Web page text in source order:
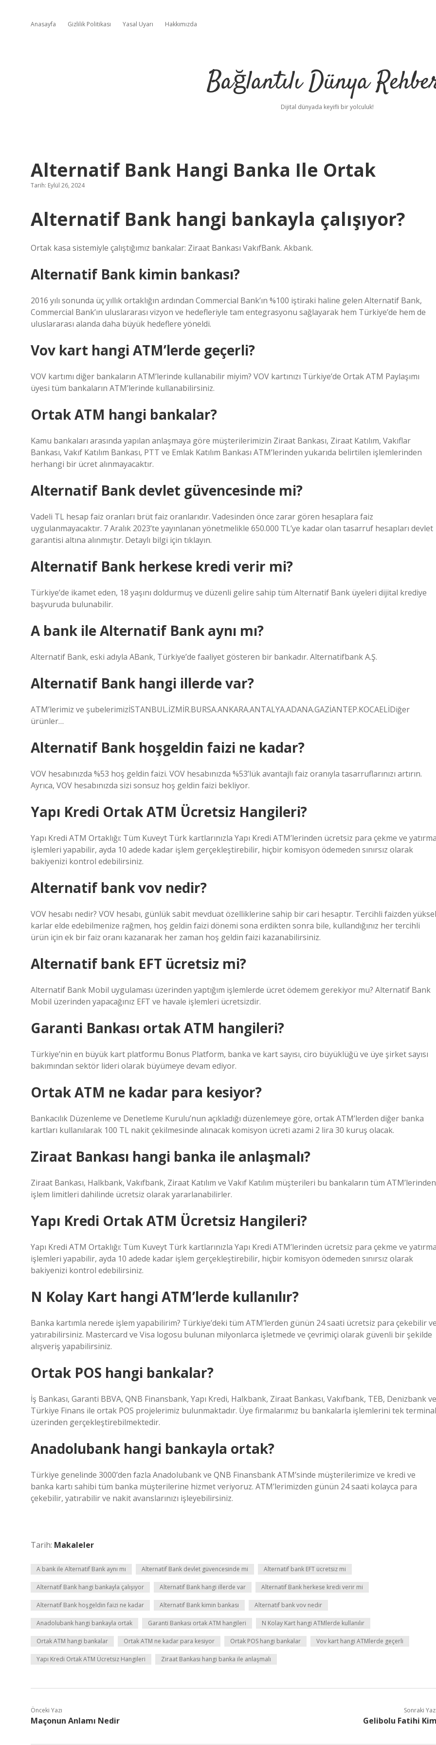
Anasayfa Gizlilik Politikası Yasal Uyarı Hakkımızda
Bağlantılı Dünya
Dijital dünyada keyifli bir yolculuk!
Alternatif Bank Hangi Banka Ile Ortak
Tarih: Eylül 26, 2024
Alternatif Bank hangi bankayla çalışıyor?
Ortak kasa sistemiyle çalıştığımız bankalar: Ziraat Bankası VakıfBank. Akbank.
Alternatif Bank kimin bankası?
2016 yılı sonunda üç yıllık ortaklığın ardından Commercial Bank’ın %100 iştiraki haline gelen Alternatif Bank,
Commercial Bank’ın uluslararası vizyon ve hedefleriyle tam entegrasyonu sağlayarak hem Türkiye’de hem de
uluslararası alanda daha büyük hedeflere yöneldi.
Vov kart hangi ATM’lerde geçerli?
VOV kartımı diğer bankaların ATM’lerinde kullanabilir miyim? VOV kartınızı Türkiye’de Ortak ATM Paylaşımı
üyesi tüm bankaların ATM’lerinde kullanabilirsiniz.
Ortak ATM hangi bankalar?
Kamu bankaları arasında yapılan anlaşmaya göre müşterilerimizin Ziraat Bankası, Ziraat Katılım, Vakıflar
Bankası, Vakıf Katılım Bankası, PTT ve Emlak Katılım Bankası ATM’lerinden yukarıda belirtilen işlemlerinden
herhangi bir ücret alınmayacaktır.
Alternatif Bank devlet güvencesinde mi?
Vadeli TL hesap faiz oranları brüt faiz oranlarıdır. Vadesinden önce zarar gören hesaplara faiz
uygulanmayacaktır. 7 Aralık 2023’te yayınlanan yönetmelikle 650.000 TL’ye kadar olan tasarruf hesapları devlet
garantisi altına alınmıştır. Detaylı bilgi için tıklayın.
Alternatif Bank herkese kredi verir mi?
Türkiye’de ikamet eden, 18 yaşını doldurmuş ve düzenli gelire sahip tüm Alternatif Bank üyeleri dijital krediye
başvuruda bulunabilir.
A bank ile Alternatif Bank aynı mı?
Alternatif Bank, eski adıyla ABank, Türkiye’de faaliyet gösteren bir bankadır. Alternatifbank A.Ş.
Alternatif Bank hangi illerde var?
ATM’lerimiz ve şubelerimizİSTANBUL.İZMİR.BURSA.ANKARA.ANTALYA.ADANA.GAZİANTEP.KOCAELİDiğer
ürünler…
Alternatif Bank hoşgeldin faizi ne kadar?
VOV hesabınızda %53 hoş geldin faizi. VOV hesabınızda %53’lük avantajlı faiz oranıyla tasarruflarınızı artırın.
Ayrıca, VOV hesabınızda sizi sonsuz hoş geldin faizi bekliyor.
Yapı Kredi Ortak ATM Ücretsiz Hangileri?
Yapı Kredi ATM Ortaklığı: Tüm Kuveyt Türk kartlarınızla Yapı Kredi ATM’lerinden ücretsiz para çekme ve
işlemleri yapabilir, ayda 10 adede kadar işlem gerçekleştirebilir, hiçbir komisyon ödemeden sınırsız olarak
bakiyenizi kontrol edebilirsiniz.
Alternatif bank vov nedir?
VOV hesabı nedir? VOV hesabı, günlük sabit mevduat özelliklerine sahip bir cari hesaptır. Tercihli faizden
karlar elde edebilmenize rağmen, hoş geldin faizi dönemi sona erdikten sonra bile, kullandığınız her tercihli
ürün için ek bir faiz oranı kazanarak her zaman hoş geldin faizi kazanabilirsiniz.
Alternatif bank EFT ücretsiz mi?
Alternatif Bank Mobil uygulaması üzerinden yaptığım işlemlerde ücret ödemem gerekiyor mu? Alternatif Bank
Mobil üzerinden yapacağınız EFT ve havale işlemleri ücretsizdir.
Garanti Bankası ortak ATM hangileri?
Türkiye’nin en büyük kart platformu Bonus Platform, banka ve kart sayısı, ciro büyüklüğü ve üye şirket sayısı
bakımından sektör lideri olarak büyümeye devam ediyor.
Ortak ATM ne kadar para kesiyor?
Bankacılık Düzenleme ve Denetleme Kurulu’nun açıkladığı düzenlemeye göre, ortak ATM’lerden diğer banka
kartları kullanılarak 100 TL nakit çekilmesinde alınacak komisyon ücreti azami 2 lira 30 kuruş olacak.
Ziraat Bankası hangi banka ile anlaşmalı?
Ziraat Bankası, Halkbank, Vakıfbank, Ziraat Katılım ve Vakıf Katılım müşterileri bu bankaların tüm ATM’lerinden
işlem limitleri dahilinde ücretsiz olarak yararlanabilirler.
Yapı Kredi Ortak ATM Ücretsiz Hangileri?
Yapı Kredi ATM Ortaklığı: Tüm Kuveyt Türk kartlarınızla Yapı Kredi ATM’lerinden ücretsiz para çekme ve
işlemleri yapabilir, ayda 10 adede kadar işlem gerçekleştirebilir, hiçbir komisyon ödemeden sınırsız olarak
bakiyenizi kontrol edebilirsiniz.
N Kolay Kart hangi ATM’lerde kullanılır?
Banka kartımla nerede işlem yapabilirim? Türkiye’deki tüm ATM’lerden günün 24 saati ücretsiz para çekebilir
yatırabilirsiniz. Mastercard ve Visa logosu bulunan milyonlarca işletmede ve çevrimiçi olarak güvenli bir şekilde
alışveriş yapabilirsiniz.
Ortak POS hangi bankalar?
İş Bankası, Garanti BBVA, QNB Finansbank, Yapı Kredi, Halkbank, Ziraat Bankası, Vakıfbank, TEB, Denizbank ve
Türkiye Finans ile ortak POS projelerimiz bulunmaktadır. Üye firmalarımız bu bankalarla işlemlerini tek terminal
üzerinden gerçekleştirebilmektedir.
Anadolubank hangi bankayla ortak?
Türkiye genelinde 3000’den fazla Anadolubank ve QNB Finansbank ATM’sinde müşterilerimize ve kredi ve
banka kartı sahibi tüm banka müşterilerine hizmet veriyoruz. ATM’lerimizden günün 24 saati kolayca para
çekebilir, yatırabilir ve nakit avanslarınızı işleyebilirsiniz.
Tarih: Makaleler
A bank ile Alternatif Bank aynı mı Alternatif Bank devlet güvencesinde mi Alternatif bank EFT ücretsiz mi
Alternatif Bank hangi bankayla çalışıyor Alternatif Bank hangi illerde var Alternatif Bank herkese kredi verir mi
Alternatif Bank hoşgeldin faizi ne kadar Alternatif Bank kimin bankası Alternatif bank vov nedir
Anadolubank hangi bankayla ortak Garanti Bankası ortak ATM hangileri N Kolay Kart hangi ATMlerde kullanılır
Ortak ATM hangi bankalar Ortak ATM ne kadar para kesiyor Ortak POS hangi bankalar Vov kart hangi ATMlerde geçerli
Yapı Kredi Ortak ATM Ücretsiz Hangileri Ziraat Bankası hangi banka ile anlaşmalı
Önceki Yazı
Maçonun Anlamı Nedir
Sonraki
Gelibolu Fatihi